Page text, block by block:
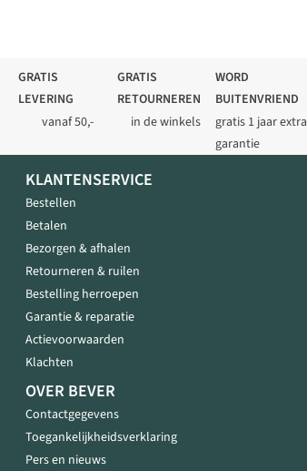
GRATIS
LEVERING
vanaf 50,-
GRATIS
RETOURNEREN
in de winkels
WORD
BUITENVRIEND
gratis 1 jaar extra
garantie
KLANTENSERVICE
Bestellen
Betalen
Bezorgen & afhalen
Retourneren & ruilen
Bestelling herroepen
Garantie & reparatie
Actievoorwaarden
Klachten
OVER BEVER
Contactgegevens
Toegankelijkheidsverklaring
Pers en nieuws